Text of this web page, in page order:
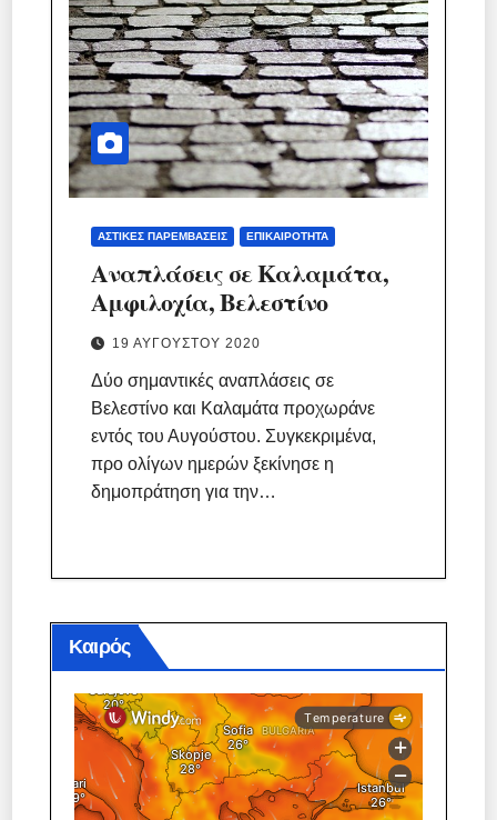
ΑΣΤΙΚΈΣ ΠΑΡΕΜΒΆΣΕΙΣ ΕΠΙΚΑΙΡΌΤΗΤΑ
Αναπλάσεις σε Καλαμάτα,
Αμφιλοχία, Βελεστίνο
19 ΑΥΓΟΎΣΤΟΥ 2020
Δύο σημαντικές αναπλάσεις σε
Βελεστίνο και Καλαμάτα προχωράνε
εντός του Αυγούστου. Συγκεκριμένα,
προ ολίγων ημερών ξεκίνησε η
δημοπράτηση για την…
Καιρός